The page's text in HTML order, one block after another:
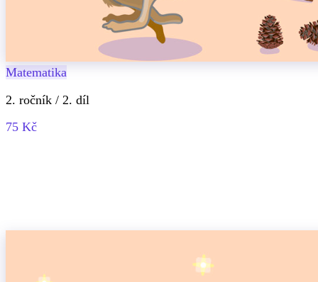
Matematika
2. ročník / 2. díl
75 Kč